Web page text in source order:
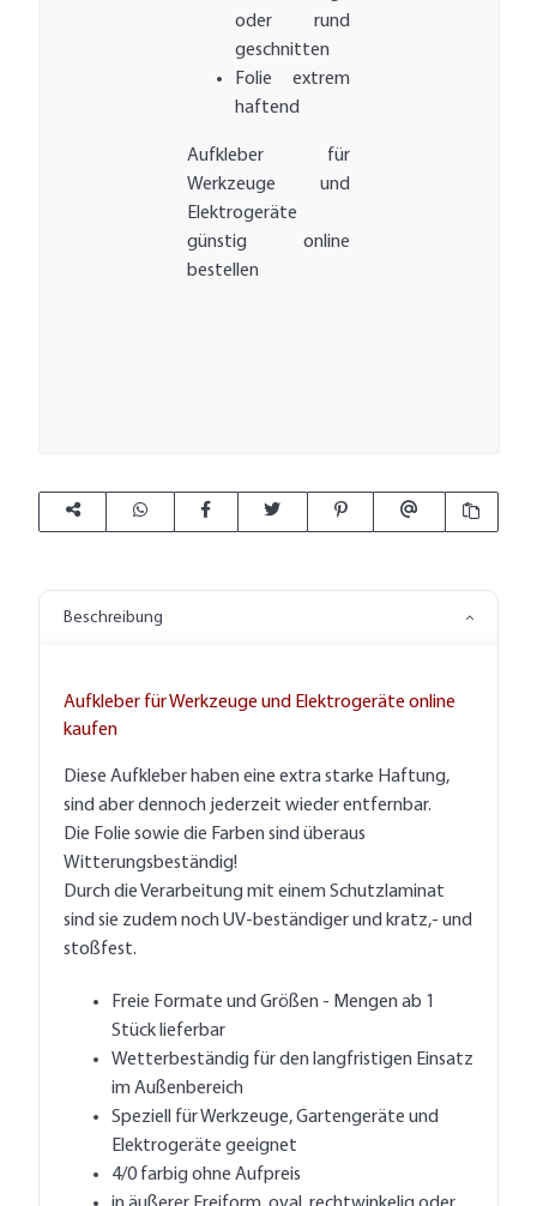
oder rund
geschnitten
Folie extrem
haftend
Aufkleber für
Werkzeuge und
Elektrogeräte
günstig online
bestellen
Beschreibung
Aufkleber für Werkzeuge und Elektrogeräte online
kaufen
Diese Aufkleber haben eine extra starke Haftung,
sind aber dennoch jederzeit wieder entfernbar.
Die Folie sowie die Farben sind überaus
Witterungsbeständig!
Durch die Verarbeitung mit einem Schutzlaminat
sind sie zudem noch UV-beständiger und kratz,- und
stoßfest.
Freie Formate und Größen - Mengen ab 1
Stück lieferbar
Wetterbeständig für den langfristigen Einsatz
im Außenbereich
Speziell für Werkzeuge, Gartengeräte und
Elektrogeräte geeignet
4/0 farbig ohne Aufpreis